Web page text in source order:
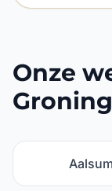
Onze
Aalsum